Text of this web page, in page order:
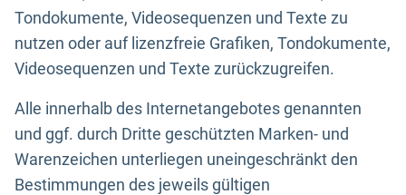
Tondokumente, Videosequenzen und Texte zu
nutzen oder auf lizenzfreie Grafiken, Tondokumente,
Videosequenzen und Texte zurückzugreifen.
Alle innerhalb des Internetangebotes genannten
und ggf. durch Dritte geschützten Marken- und
Warenzeichen unterliegen uneingeschränkt den
Bestimmungen des jeweils gültigen